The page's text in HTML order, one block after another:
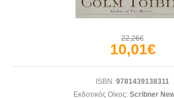
22,26€
10,01€
ISBN: 9781439138311
Εκδοτικός Οίκος: Scribner